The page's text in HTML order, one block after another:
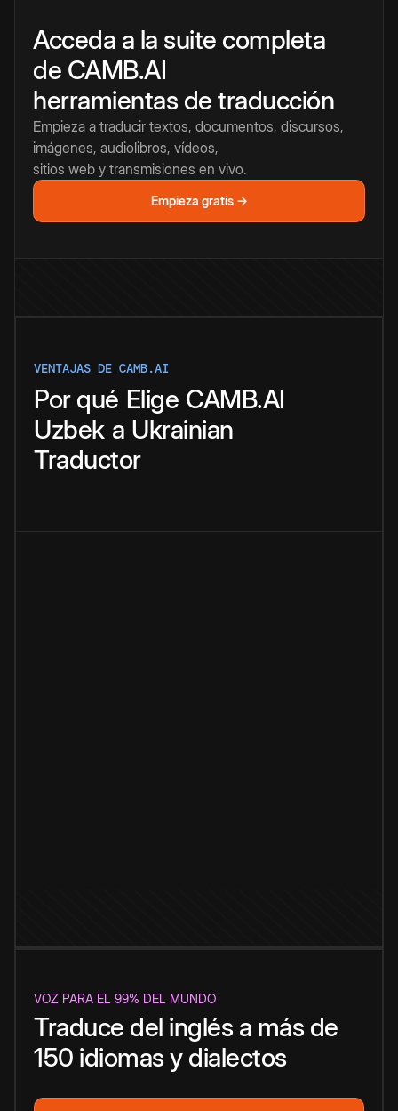
Acceda a la suite completa
de CAMB.AI
herramientas de traducción
Empieza a traducir textos, documentos, discursos,
imágenes, audiolibros, vídeos,
sitios web y transmisiones en vivo.
Empieza gratis →
VENTAJAS DE CAMB.AI
Por qué Elige CAMB.AI
Uzbek a Ukrainian
Traductor
VOZ PARA EL 99% DEL MUNDO
Traduce del inglés a más de
150 idiomas y dialectos